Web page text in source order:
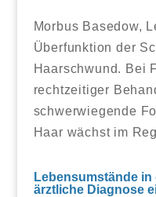
Morbus Basedow,
Überfunktion der
Haarschwund. Bei
rechtzeitiger
schwerwiegende
Haar wächst im
Lebensumstände
ärztliche Diagnose